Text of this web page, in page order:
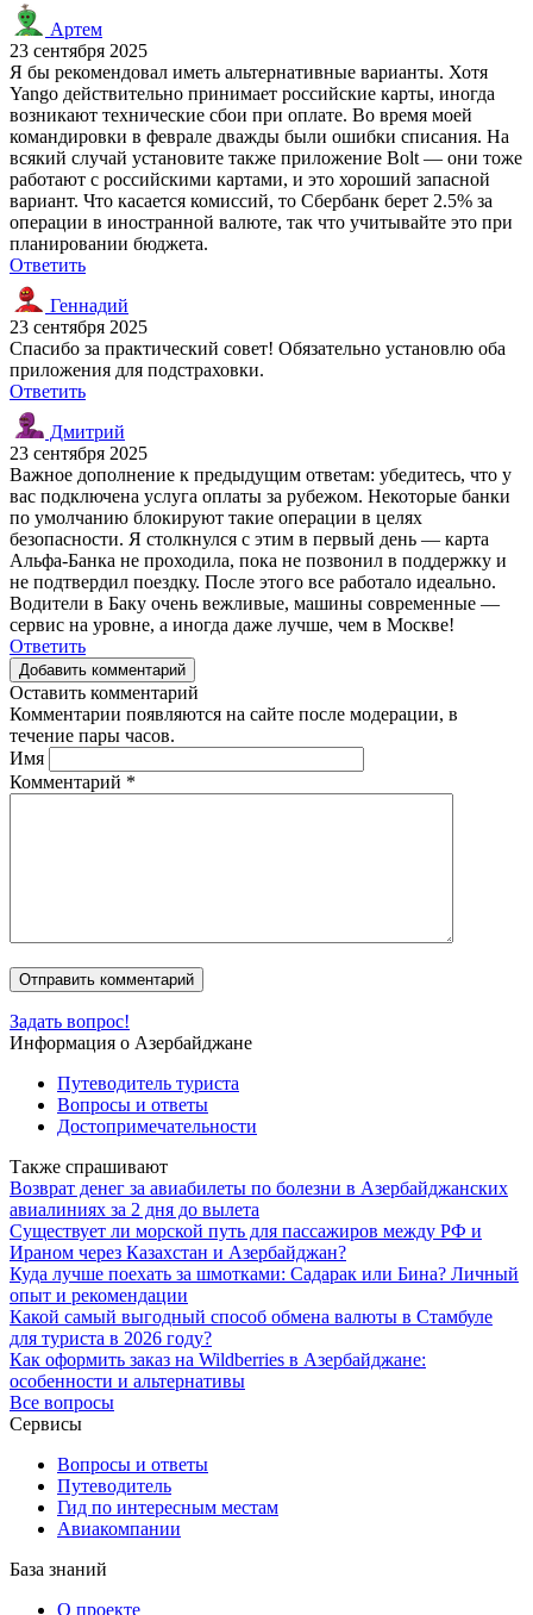
Артем
23 сентября 2025
Я бы рекомендовал иметь альтернативные варианты. Хотя
Yango действительно принимает российские карты, иногда
возникают технические сбои при оплате. Во время моей
командировки в феврале дважды были ошибки списания. На
всякий случай установите также приложение Bolt — они тоже
работают с российскими картами, и это хороший запасной
вариант. Что касается комиссий, то Сбербанк берет 2.5% за
операции в иностранной валюте, так что учитывайте это при
планировании бюджета.
Ответить
Геннадий
23 сентября 2025
Спасибо за практический совет! Обязательно установлю оба
приложения для подстраховки.
Ответить
Дмитрий
23 сентября 2025
Важное дополнение к предыдущим ответам: убедитесь, что у
вас подключена услуга оплаты за рубежом. Некоторые банки
по умолчанию блокируют такие операции в целях
безопасности. Я столкнулся с этим в первый день — карта
Альфа-Банка не проходила, пока не позвонил в поддержку и
не подтвердил поездку. После этого все работало идеально.
Водители в Баку очень вежливые, машины современные —
сервис на уровне, а иногда даже лучше, чем в Москве!
Ответить
Добавить комментарий
Оставить комментарий
Комментарии появляются на сайте после модерации, в
течение пары часов.
Имя
Комментарий *
Задать вопрос!
Информация о Азербайджане
Путеводитель туриста
Вопросы и ответы
Достопримечательности
Также спрашивают
Возврат денег за авиабилеты по болезни в Азербайджанских
авиалиниях за 2 дня до вылета
Существует ли морской путь для пассажиров между РФ и
Ираном через Казахстан и Азербайджан?
Куда лучше поехать за шмотками: Садарак или Бина? Личный
опыт и рекомендации
Какой самый выгодный способ обмена валюты в Стамбуле
для туриста в 2026 году?
Как оформить заказ на Wildberries в Азербайджане:
особенности и альтернативы
Все вопросы
Сервисы
Вопросы и ответы
Путеводитель
Гид по интересным местам
Авиакомпании
База знаний
О проекте